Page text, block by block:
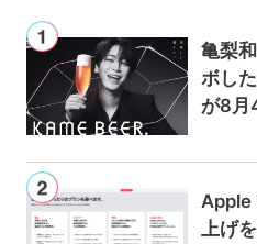
亀梨
ボし
が8月
Apple
上げ